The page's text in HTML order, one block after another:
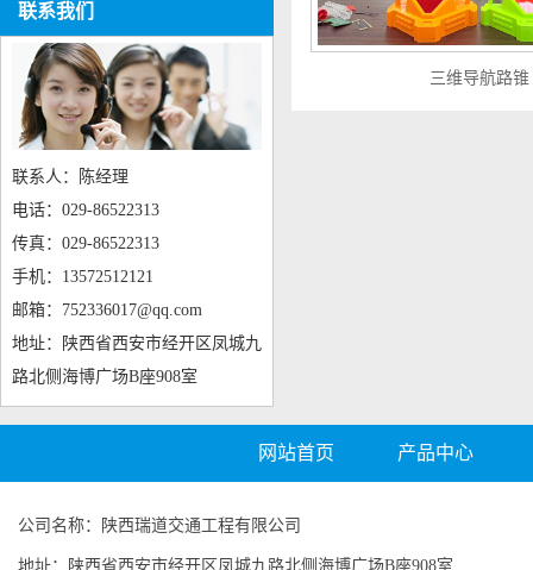
联系我们
联系人：陈经理
电话：029-86522313
传真：029-86522313
手机：13572512121
邮箱：752336017@qq.com
地址：陕西省西安市经开区凤城九
路北侧海博广场B座908室
三维导航路锥
网站首页 产品中心
公司名称：陕西瑞道交通工程有限公司
地址：陕西省西安市经开区凤城九路北侧海博广场B座908室